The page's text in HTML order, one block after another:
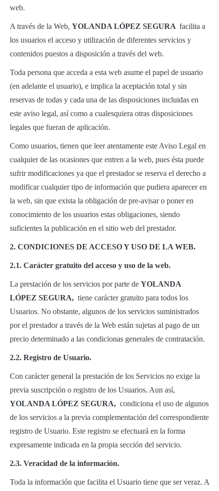
web.
A través de la Web, YOLANDA LÓPEZ SEGURA facilita a
los usuarios el acceso y utilización de diferentes servicios y
contenidos puestos a disposición a través del web.
Toda persona que acceda a esta web asume el papel de usuario
(en adelante el usuario), e implica la aceptación total y sin
reservas de todas y cada una de las disposiciones incluidas en
este aviso legal, así como a cualesquiera otras disposiciones
legales que fueran de aplicación.
Como usuarios, tienen que leer atentamente este Aviso Legal en
cualquier de las ocasiones que entren a la web, pues ésta puede
sufrir modificaciones ya que el prestador se reserva el derecho a
modificar cualquier tipo de información que pudiera aparecer en
la web, sin que exista la obligación de pre-avisar o poner en
conocimiento de los usuarios estas obligaciones, siendo
suficientes la publicación en el sitio web del prestador.
2. CONDICIONES DE ACCESO Y USO DE LA WEB.
2.1. Carácter gratuito del acceso y uso de la web.
La prestación de los servicios por parte de YOLANDA
LÓPEZ SEGURA, tiene carácter gratuito para todos los
Usuarios. No obstante, algunos de los servicios suministrados
por el prestador a través de la Web están sujetas al pago de un
precio determinado a las condicionas generales de contratación.
2.2. Registro de Usuario.
Con carácter general la prestación de los Servicios no exige la
previa suscripción o registro de los Usuarios. Aun así,
YOLANDA LÓPEZ SEGURA, condiciona el uso de algunos
de los servicios a la previa complementación del correspondiente
registro de Usuario. Este registro se efectuará en la forma
expresamente indicada en la propia sección del servicio.
2.3. Veracidad de la información.
Toda la información que facilita el Usuario tiene que ser veraz. A